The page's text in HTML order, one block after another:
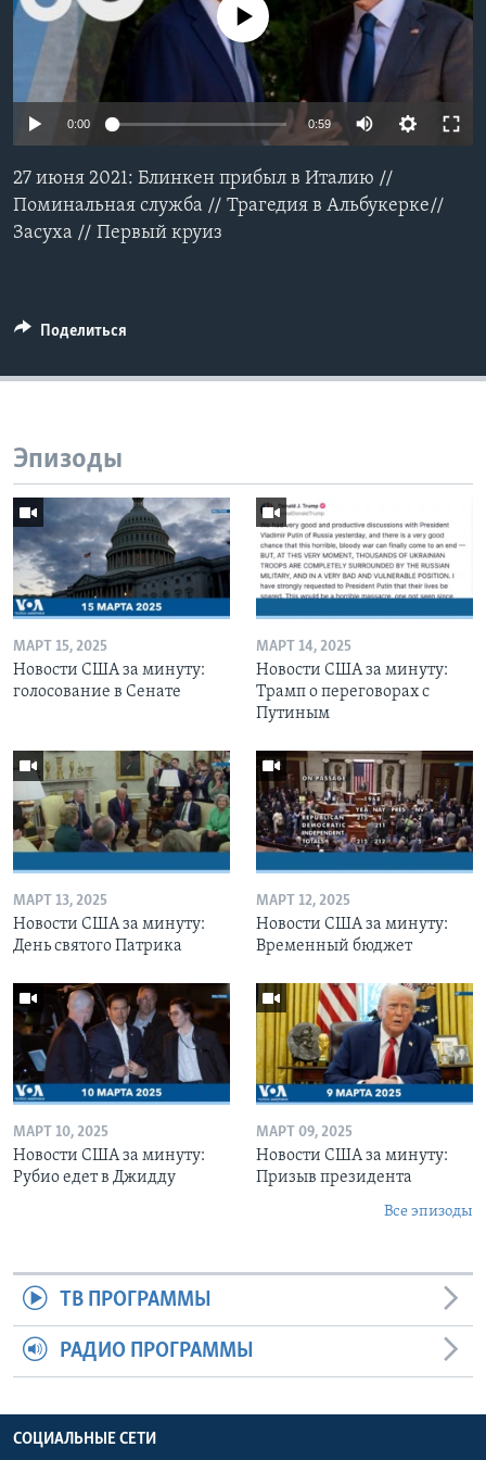
Learning English
СОЦИАЛЬНЫЕ СЕТИ
Языки
No media source currently available
0:00 0:59
27 июня 2021: Блинкен прибыл в Италию //
Поминальная служба // Трагедия в Альбукерке//
Засуха // Первый круиз
Поделиться
Эпизоды
МАРТ 15, 2025
Новости США за минуту:
голосование в Сенате
МАРТ 14, 2025
Новости США за минуту:
Трамп о переговорах с
Путиным
МАРТ 13, 2025
Новости США за минуту:
День святого Патрика
МАРТ 12, 2025
Новости США за минуту:
Временный бюджет
МАРТ 10, 2025
Новости США за минуту:
Рубио едет в Джидду
МАРТ 09, 2025
Новости США за минуту:
Призыв президента
Все эпизоды
ТВ ПРОГРАММЫ
РАДИО ПРОГРАММЫ
СОЦИАЛЬНЫЕ СЕТИ